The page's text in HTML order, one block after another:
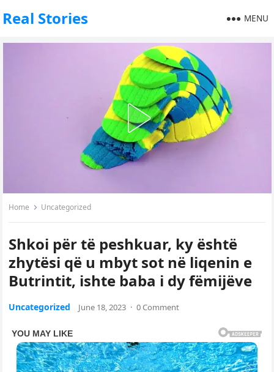
Real Stories MENU
Home Uncategorized
Shkoi për të peshkuar, ky është
zhytësi që u mbyt sot në liqenin e
Butrintit, ishte baba i dy fëmijëve
Uncategorized June 18, 2023 · 0 Comment